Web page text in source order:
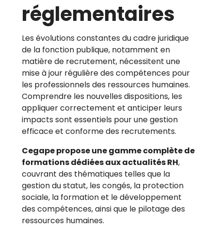
réglementaires
Les évolutions constantes du cadre juridique
de la fonction publique, notamment en
matière de recrutement, nécessitent une
mise à jour régulière des compétences pour
les professionnels des ressources humaines.
Comprendre les nouvelles dispositions, les
appliquer correctement et anticiper leurs
impacts sont essentiels pour une gestion
efficace et conforme des recrutements.
Cegape propose une gamme complète de
formations dédiées aux actualités RH,
couvrant des thématiques telles que la
gestion du statut, les congés, la protection
sociale, la formation et le développement
des compétences, ainsi que le pilotage des
ressources humaines.